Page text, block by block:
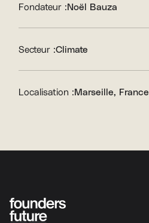
Fondateur :Noël Bauza
Secteur :Climate
Localisation :Marseille, France